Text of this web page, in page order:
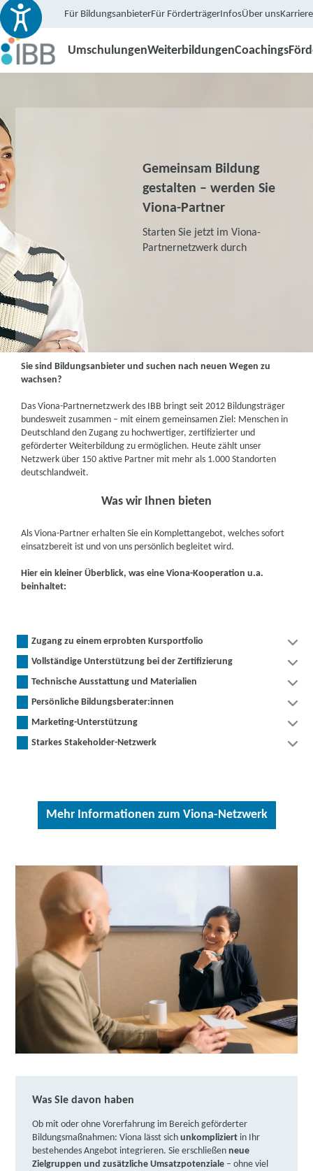
Für BildungsanbieterFür FörderträgerInfosÜber unsKarriere
UmschulungenWeiterbildungenCoachings
Gemeinsam Bildung
gestalten – werden Sie
Viona-Partner
Starten Sie jetzt im Viona-
Partnernetzwerk durch
Sie sind Bildungsanbieter und suchen nach neuen Wegen zu
wachsen?
Das Viona-Partnernetzwerk des IBB bringt seit 2012 Bildungsträger
bundesweit zusammen – mit einem gemeinsamen Ziel: Menschen in
Deutschland den Zugang zu hochwertiger, zertifizierter und
geförderter Weiterbildung zu ermöglichen. Heute zählt unser
Netzwerk über 150 aktive Partner mit mehr als 1.000 Standorten
deutschlandweit.
Was wir Ihnen bieten
Als Viona-Partner erhalten Sie ein Komplettangebot, welches sofort
einsatzbereit ist und von uns persönlich begleitet wird.
Hier ein kleiner Überblick, was eine Viona-Kooperation u.a.
beinhaltet:
Zugang zu einem erprobten Kursportfolio
Vollständige Unterstützung bei der Zertifizierung
Technische Ausstattung und Materialien
Persönliche Bildungsberater:innen
Marketing-Unterstützung
Starkes Stakeholder-Netzwerk
Mehr Informationen zum Viona-Netzwerk
Was Sie davon haben
Ob mit oder ohne Vorerfahrung im Bereich geförderter
Bildungsmaßnahmen: Viona lässt sichunkompliziert in Ihr
bestehendes Angebot integrieren. Sie erschließenneue
Zielgruppen und zusätzliche Umsatzpotenziale – ohne viel